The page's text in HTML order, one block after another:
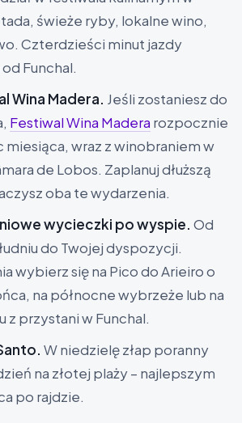
świeże ryby, lokalne wino,
Czterdzieści minut jazdy
Funchal.
Wina Madera. Jeśli zostaniesz do
Festiwal Wina Madera rozpocznie
miesiąca, wraz z winobraniem w
de Lobos. Zaplanuj dłuższą
oba te wydarzenia.
wycieczki po wyspie. Od
do Twojej dyspozycji.
wybierz się na Pico do Arieiro o
na północne wybrzeże lub na
z przystani w Funchal.
W niedzielę złap poranny
na złotej plaży – najlepszym
po rajdzie.